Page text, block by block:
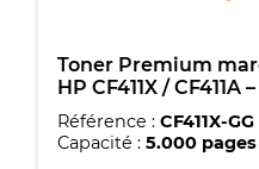
Toner Premium
HP CF411X / CF411A
Référence : CF411X-GG
Capacité : 5.000 pages